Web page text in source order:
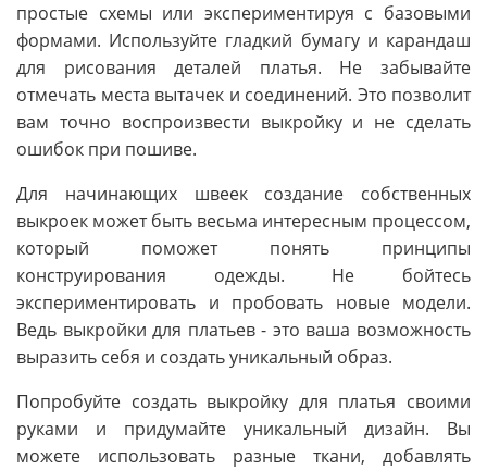
простые схемы или экспериментируя с базовыми
формами. Используйте гладкий бумагу и карандаш
для рисования деталей платья. Не забывайте
отмечать места вытачек и соединений. Это позволит
вам точно воспроизвести выкройку и не сделать
ошибок при пошиве.
Для начинающих швеек создание собственных
выкроек может быть весьма интересным процессом,
который поможет понять принципы
конструирования одежды. Не бойтесь
экспериментировать и пробовать новые модели.
Ведь выкройки для платьев - это ваша возможность
выразить себя и создать уникальный образ.
Попробуйте создать выкройку для платья своими
руками и придумайте уникальный дизайн. Вы
можете использовать разные ткани, добавлять